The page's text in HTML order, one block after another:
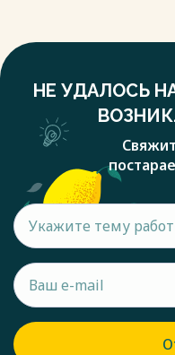
НЕ УДАЛОСЬ